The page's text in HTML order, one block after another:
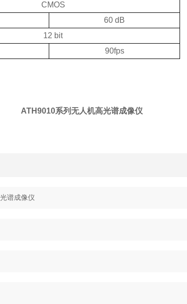
CMOS
60 dB
12 bit
90fps
ATH9010系列无人机高光谱成像仪